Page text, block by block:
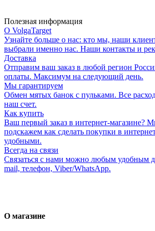
Полезная информация
О VolgaTarget
Узнайте больше о нас: кто мы, наши
выбрали именно нас. Наши контакты и
Доставка
Отправим ваш заказ в любой регион
оплаты. Максимум на следующий день.
Мы гарантируем
Обмен мятых банок с пульками. Все
наш счет.
Как купить
Ваш первый заказ в интернет-магазине?
подскажем как сделать покупки в
удобными.
Всегда на связи
Связаться с нами можно любым удобным
mail, телефон, Viber/WhatsApp.
О магазине